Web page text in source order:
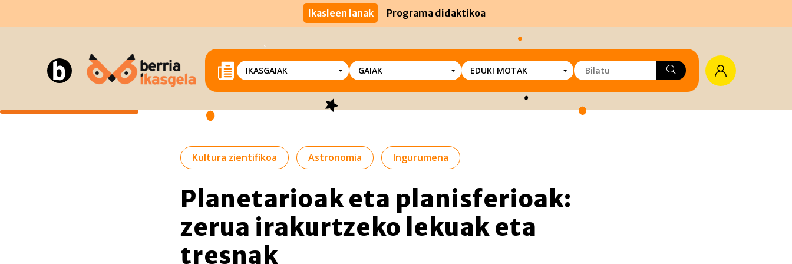
Ikasleen lanak Programa didaktikoa
IKASGAIAK GAIAK EDUKI MOTAK
Kultura zientifikoa Astronomia Ingurumena
Planetarioak eta planisferioak:
zerua irakurtzeko lekuak eta
tresnak